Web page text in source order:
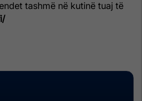
tashmë në kutinë tuaj të